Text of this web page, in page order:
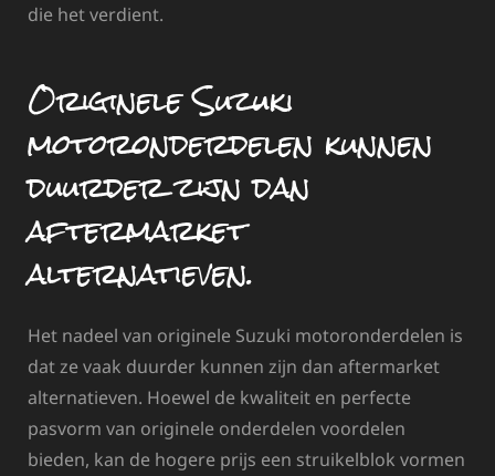
die het verdient.
Originele Suzuki
motoronderdelen kunnen
duurder zijn dan
aftermarket
alternatieven.
Het nadeel van originele Suzuki motoronderdelen is
dat ze vaak duurder kunnen zijn dan aftermarket
alternatieven. Hoewel de kwaliteit en perfecte
pasvorm van originele onderdelen voordelen
bieden, kan de hogere prijs een struikelblok vormen